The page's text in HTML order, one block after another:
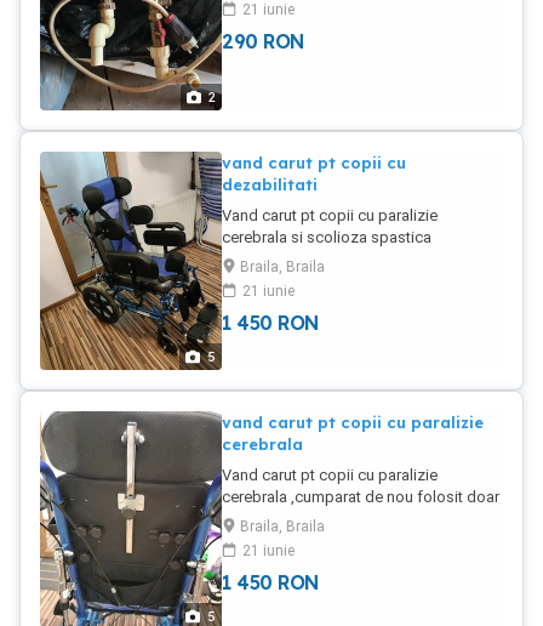
2
21 iunie
290 RON
5
vand carut pt copii cu
dezabilitati
Vand carut pt copii cu paralizie
cerebrala si scolioza spastica
,cumparat de nou folosit doar 5-6luni
,are folia pe el si mai are garantie inca 6
luni,detin factura
Braila, Braila
21 iunie
1 450 RON
5
vand carut pt copii cu paralizie
cerebrala
Vand carut pt copii cu paralizie
cerebrala ,cumparat de nou folosit doar
5-6luni ,are folia pe el si mai are garantie
inca 6 luni in garantie
Braila, Braila
21 iunie
1 450 RON